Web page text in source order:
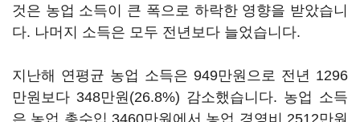
것은 농업 소득이 큰 폭으로 하락한 영향을 받았습니
다. 나머지 소득은 모두 전년보다 늘었습니다.
지난해 연평균 농업 소득은 949만원으로 전년 1296
만원보다 348만원(26.8%) 감소했습니다. 농업 소득
은 농업 총수입 3460만원에서 농업 경영비 2512만원